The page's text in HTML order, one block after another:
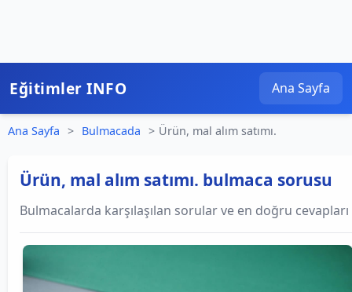
Eğitimler INFO Ana Sayfa
Ana Sayfa > Bulmacada > Ürün, mal alım satımı.
Ürün, mal alım satımı. bulmaca sorusu
Bulmacalarda karşılaşılan sorular ve en doğru cevapları